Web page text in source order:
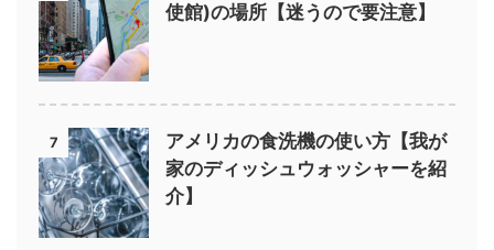
使館)の場所【迷うので要注意】
7
アメリカの食洗機の使い方【我が
家のディッシュウォッシャーを紹
介】